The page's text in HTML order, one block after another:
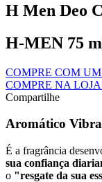
H Men Deo
H-MEN 75
COMPRE COM
COMPRE NA
Compartilhe
Aromático
É a fragrância
sua confiança
o "resgate da sua